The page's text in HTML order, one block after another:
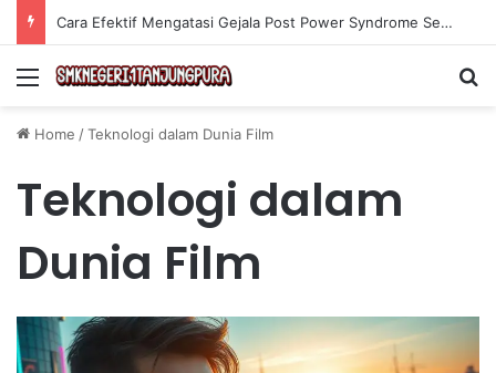
Cara Efektif Mengatasi Gejala Post Power Syndrome Setelah Pensiun Kerja
Menu
Home /Teknologi dalam Dunia Film
Teknologi dalam
Dunia Film